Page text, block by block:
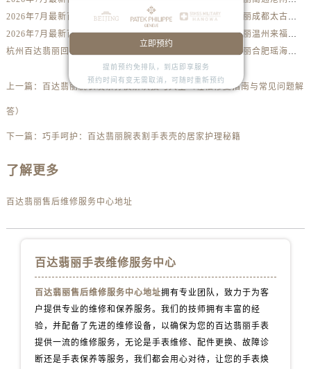
安徽省池州市贵池区长江路售后服务中心（需提前预约）
安徽省淮南市田家庵区国庆中路售后服务中心（需提前预约）
福建省龙岩市新罗区九一南路售后服务中心（需提前预约）
2026年7月最新百达翡丽台州经开万达广场维修保养服务电话
2026年7月最新百达翡丽泉州德化万达广场维修保养服务电话
上一篇： 百达翡丽腕表发条拧反解决技巧大全（轻松修复指南与常见问题解
答）
下一篇： 巧手呵护：百达翡丽腕表割手表壳的居家护理秘籍
了解更多
百达翡丽售后维修服务中心地址
百达翡丽手表维修服务中心
百达翡丽售后维修服务中心地址拥有专业团队，致力于为客
户提供专业的维修和保养服务。我们的技师拥有丰富的经
验，并配备了先进的维修设备，以确保为您的百达翡丽手表
提供一流的维修服务，无论是手表维修、配件更换、故障诊
断还是手表保养等服务，我们都会用心对待，让您的手表焕
立即预约
提前预约免排队，到店即享服务
预约时间有变无需取消，可随时重新预约